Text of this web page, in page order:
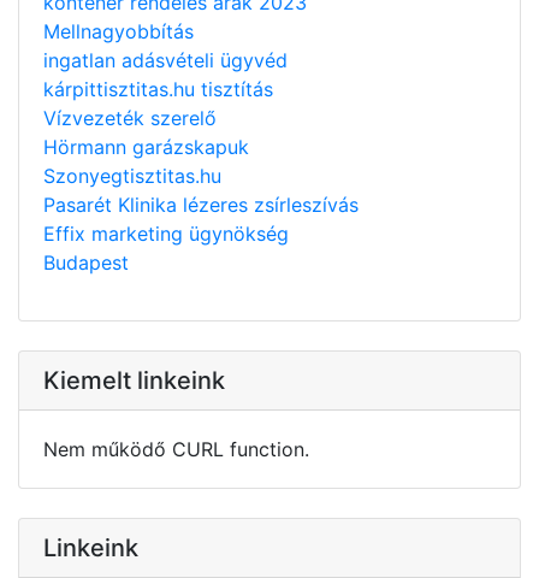
Mellnagyobbítás
ingatlan adásvételi ügyvéd
kárpittisztitas.hu tisztítás
Vízvezeték szerelő
Hörmann garázskapuk
Szonyegtisztitas.hu
Pasarét Klinika lézeres zsírleszívás
Effix marketing ügynökség
Budapest
Kiemelt linkeink
Nem működő CURL function.
Linkeink